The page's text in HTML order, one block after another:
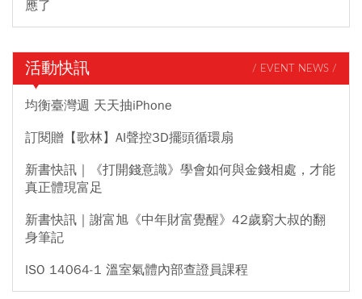
應了
活動快訊 / EVENT NEWS /
均衡臺灣週 天天抽iPhone
訂閱贈【歌林】AI聲控3D擺頭循環扇
新書快訊｜《打開錢意識》學會如何與金錢相處，才能
真正體現富足
新書快訊｜謝富旭《中年財富覺醒》42歲窮大叔的翻
身筆記
ISO 14064-1 溫室氣體內部查證員課程